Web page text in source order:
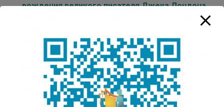
рождения великого писателя Джека Лондона
Викторина “Из какого детского произведения
В ДТК-центр чтения прошел первый отборочный
тур интеллектуальной литературной квиз-игры в
рамках масштабного проекта
«БиблиоОлимп.Россия»
Итоги финального отборочного тура тур
интеллектуальной литературной квиз-игры,